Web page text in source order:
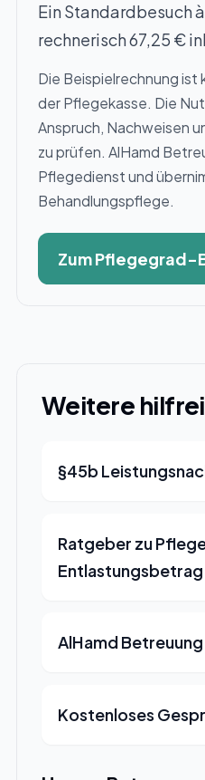
Ein Standardbesuch
rechnerisch 67,25 €
Die Beispielrechnung ist
der Pflegekasse. Die
Anspruch, Nachweisen
zu prüfen. AlHamd
Pflegedienst und
Behandlungspflege.
Zum
Weitere
§45b
Ratgeber zu
Entlastungsbetrag
AlHamd Betreuung
Kostenloses